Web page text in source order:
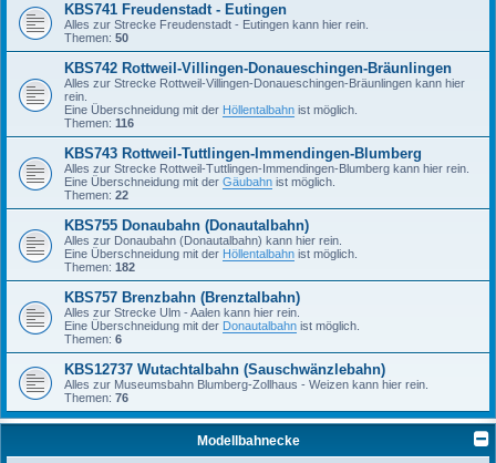
KBS741 Freudenstadt - Eutingen
Alles zur Strecke Freudenstadt - Eutingen kann hier rein.
Themen: 50
KBS742 Rottweil-Villingen-Donaueschingen-Bräunlingen
Alles zur Strecke Rottweil-Villingen-Donaueschingen-Bräunlingen kann hier
rein.
Eine Überschneidung mit der Höllentalbahn ist möglich.
Themen: 116
KBS743 Rottweil-Tuttlingen-Immendingen-Blumberg
Alles zur Strecke Rottweil-Tuttlingen-Immendingen-Blumberg kann hier rein.
Eine Überschneidung mit der Gäubahn ist möglich.
Themen: 22
KBS755 Donaubahn (Donautalbahn)
Alles zur Donaubahn (Donautalbahn) kann hier rein.
Eine Überschneidung mit der Höllentalbahn ist möglich.
Themen: 182
KBS757 Brenzbahn (Brenztalbahn)
Alles zur Strecke Ulm - Aalen kann hier rein.
Eine Überschneidung mit der Donautalbahn ist möglich.
Themen: 6
KBS12737 Wutachtalbahn (Sauschwänzlebahn)
Alles zur Museumsbahn Blumberg-Zollhaus - Weizen kann hier rein.
Themen: 76
Modellbahnecke